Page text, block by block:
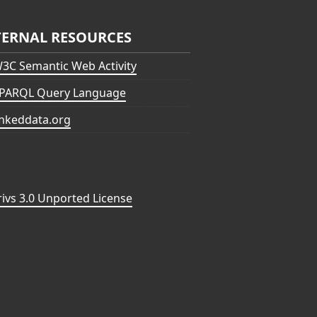
RESOURCES
Semantic Web Activity
Query Language
3.0 Unported License